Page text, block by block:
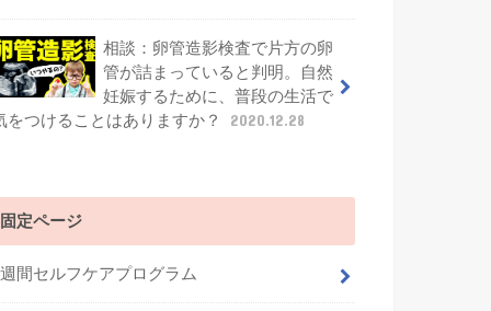
相談：卵管造影検査で片方の卵
管が詰まっていると判明。自然
妊娠するために、普段の生活で
をつけることはありますか？
2020.12.28
固定ページ
間セルフケアプログラム